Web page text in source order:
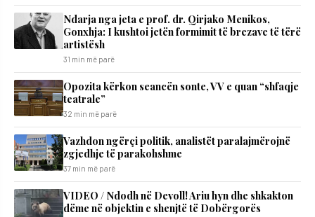
Ndarja nga jeta e prof. dr. Qirjako Menikos,
Gonxhja: I kushtoi jetën formimit të brezave të tërë
artistësh
31 min më parë
Opozita kërkon seancën sonte, VV e quan “shfaqje
teatrale”
32 min më parë
Vazhdon ngërçi politik, analistët paralajmërojnë
zgjedhje të parakohshme
37 min më parë
VIDEO / Ndodh në Devoll! Ariu hyn dhe shkakton
dëme në objektin e shenjtë të Dobërgorës